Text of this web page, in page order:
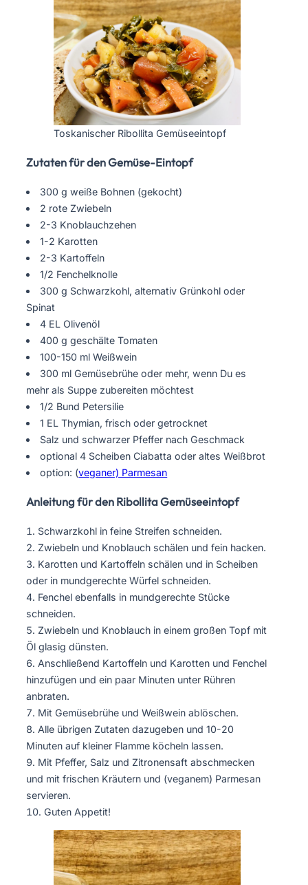
Toskanischer Ribollita Gemüseeintopf
Zutaten für den Gemüse-Eintopf
300 g weiße Bohnen (gekocht)
2 rote Zwiebeln
2-3 Knoblauchzehen
1-2 Karotten
2-3 Kartoffeln
1/2 Fenchelknolle
300 g Schwarzkohl, alternativ Grünkohl oder
Spinat
4 EL Olivenöl
400 g geschälte Tomaten
100-150 ml Weißwein
300 ml Gemüsebrühe oder mehr, wenn Du es
mehr als Suppe zubereiten möchtest
1/2 Bund Petersilie
1 EL Thymian, frisch oder getrocknet
Salz und schwarzer Pfeffer nach Geschmack
optional 4 Scheiben Ciabatta oder altes Weißbrot
option: (veganer) Parmesan
Anleitung für den Ribollita Gemüseeintopf
Schwarzkohl in feine Streifen schneiden.
Zwiebeln und Knoblauch schälen und fein hacken.
Karotten und Kartoffeln schälen und in Scheiben
oder in mundgerechte Würfel schneiden.
Fenchel ebenfalls in mundgerechte Stücke
schneiden.
Zwiebeln und Knoblauch in einem großen Topf mit
Öl glasig dünsten.
Anschließend Kartoffeln und Karotten und Fenchel
hinzufügen und ein paar Minuten unter Rühren
anbraten.
Mit Gemüsebrühe und Weißwein ablöschen.
Alle übrigen Zutaten dazugeben und 10-20
Minuten auf kleiner Flamme köcheln lassen.
Mit Pfeffer, Salz und Zitronensaft abschmecken
und mit frischen Kräutern und (veganem) Parmesan
servieren.
Guten Appetit!